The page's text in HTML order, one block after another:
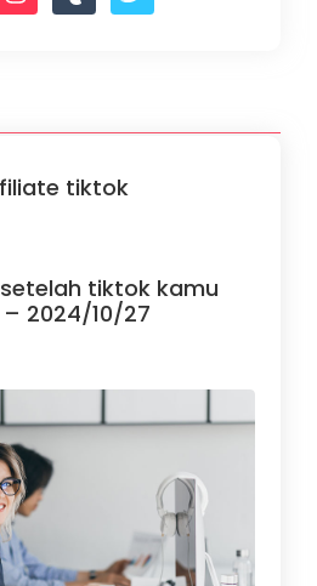
tiktok
tiktok kamu
– 2024/10/27